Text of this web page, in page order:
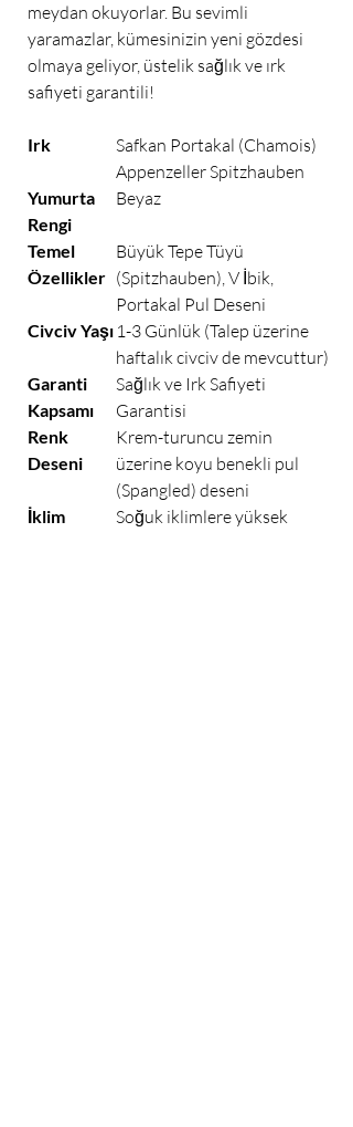
meydan okuyorlar. Bu sevimli
yaramazlar, kümesinizin yeni gözdesi
olmaya geliyor, üstelik sağlık ve ırk
safiyeti garantili!
Irk
Safkan Portakal (Chamois)
Appenzeller Spitzhauben
Yumurta
Rengi
Beyaz
Temel
Özellikler
Büyük Tepe Tüyü
(Spitzhauben), V İbik,
Portakal Pul Deseni
Civciv Yaşı 1-3 Günlük (Talep üzerine
haftalık civciv de mevcuttur)
Garanti
Kapsamı
Sağlık ve Irk Safiyeti
Garantisi
Renk
Deseni
Krem-turuncu zemin
üzerine koyu benekli pul
(Spangled) deseni
İklim
Soğuk iklimlere yüksek